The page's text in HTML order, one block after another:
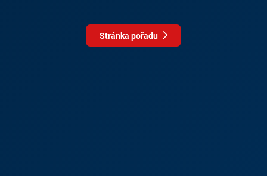
Stránka pořadu